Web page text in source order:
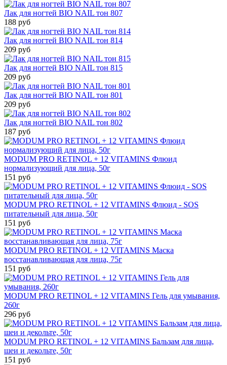
Лак для ногтей BIO NAIL тон 807
188 руб
Лак для ногтей BIO NAIL тон 814
209 руб
Лак для ногтей BIO NAIL тон 815
209 руб
Лак для ногтей BIO NAIL тон 801
209 руб
Лак для ногтей BIO NAIL тон 802
187 руб
MODUM PRO RETINOL + 12 VITAMINS Флюид
нормализующий для лица, 50г
151 руб
MODUM PRO RETINOL + 12 VITAMINS Флюид - SOS
питательный для лица, 50г
151 руб
MODUM PRO RETINOL + 12 VITAMINS Маска
восстанавливающая для лица, 75г
151 руб
MODUM PRO RETINOL + 12 VITAMINS Гель для умывания,
260г
296 руб
MODUM PRO RETINOL + 12 VITAMINS Бальзам для лица,
шеи и декольте, 50г
151 руб